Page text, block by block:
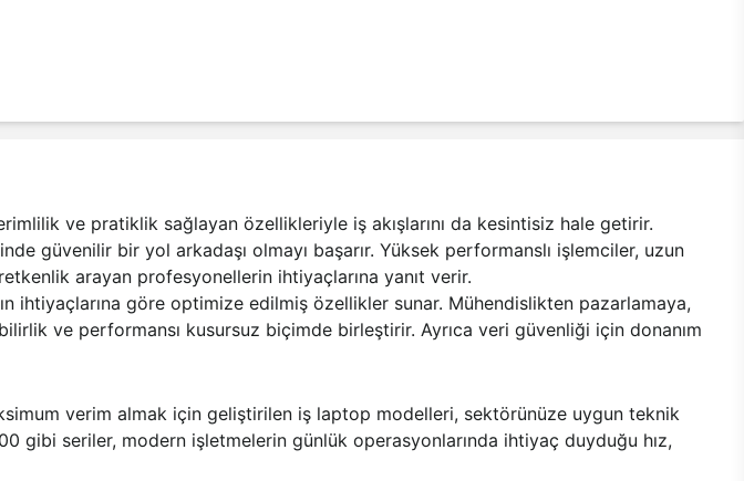
ve pratiklik sağlayan özellikleriyle iş akışlarını da kesintisiz hale getirir.
güvenilir bir yol arkadaşı olmayı başarır. Yüksek performanslı işlemciler, uzun
arayan profesyonellerin ihtiyaçlarına yanıt verir.
ihtiyaçlarına göre optimize edilmiş özellikler sunar. Mühendislikten pazarlamaya,
ve performansı kusursuz biçimde birleştirir. Ayrıca veri güvenliği için donanım
verim almak için geliştirilen iş laptop modelleri, sektörünüze uygun teknik
gibi seriler, modern işletmelerin günlük operasyonlarında ihtiyaç duyduğu hız,